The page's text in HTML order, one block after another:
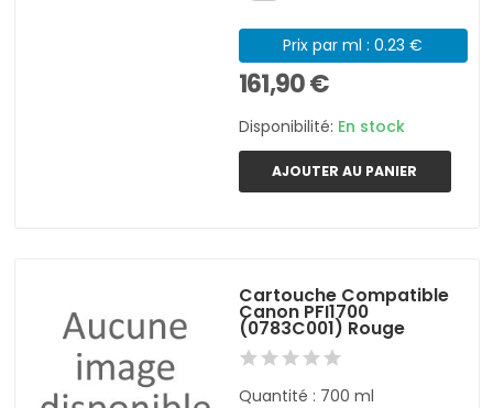
Prix par ml : 0.23 €
161,90 €
Disponibilité: En stock
AJOUTER AU PANIER
Cartouche Compatible
Canon PFI1700
(0783C001) Rouge
Quantité : 700 ml